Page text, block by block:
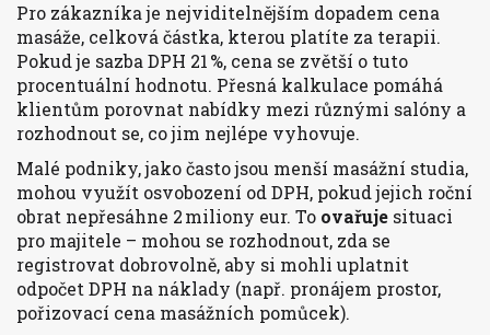
Pro zákazníka je nejviditelnějším dopadem cena
masáže, celková částka, kterou platíte za terapii.
Pokud je sazba DPH 21 %, cena se zvětší o tuto
procentuální hodnotu. Přesná kalkulace pomáhá
klientům porovnat nabídky mezi různými salóny a
rozhodnout se, co jim nejlépe vyhovuje.
Malé podniky, jako často jsou menší masážní studia,
mohou využít osvobození od DPH, pokud jejich roční
obrat nepřesáhne 2 miliony eur. To ovařuje situaci
pro majitele – mohou se rozhodnout, zda se
registrovat dobrovolně, aby si mohli uplatnit
odpočet DPH na náklady (např. pronájem prostor,
pořizovací cena masážních pomůcek).